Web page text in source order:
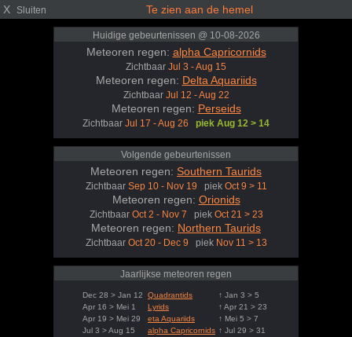
X Sluiten Te zien aan de hemel
Huidige gebeurtenissen @ 10-08-2026
Meteoren regen: alpha Capricornids
Zichtbaar Jul 3 - Aug 15
Meteoren regen: Delta Aquariids
Zichtbaar Jul 12 - Aug 22
Meteoren regen: Perseids
Zichtbaar Jul 17 - Aug 26 piek Aug 12 > 14
Volgende gebeurtenissen
Meteoren regen: Southern Taurids
Zichtbaar Sep 10 - Nov 19 piek Oct 9 > 11
Meteoren regen: Orionids
Zichtbaar Oct 2 - Nov 7 piek Oct 21 > 23
Meteoren regen: Northern Taurids
Zichtbaar Oct 20 - Dec 9 piek Nov 11 > 13
Jaarlijkse meteoren regen
Dec 28 > Jan 12 Quadrantids
↑ Jan 3 > 5
Apr 16 > Mei 1
Lyrids
↑ Apr 21 > 23
Apr 19 > Mei 29
eta Aquariids
↑ Mei 5 > 7
Jul 3 > Aug 15
alpha Capricornids ↑ Jul 29 > 31